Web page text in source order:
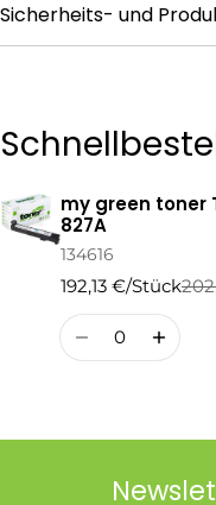
Sicherheits- und
Ihr
Warenkorb
my green toner
827A
134616
192,13 €/Stück
Regulärer
Preis
Verkaufspreis
Menge